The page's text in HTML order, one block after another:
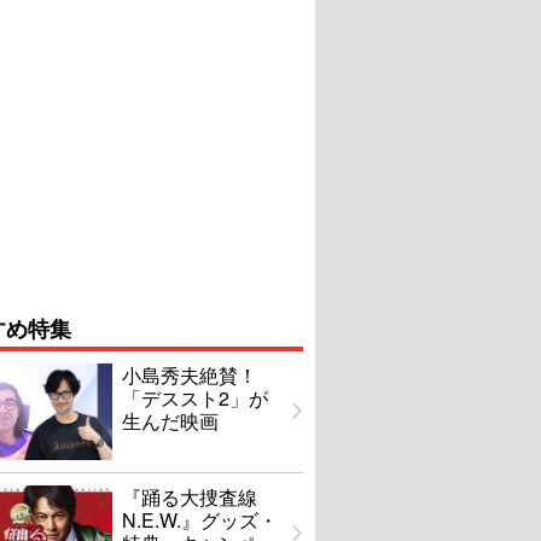
特集
小島秀夫絶賛！
「デススト2」が
生んだ映画
『踊る大捜査線
N.E.W.』グッズ・